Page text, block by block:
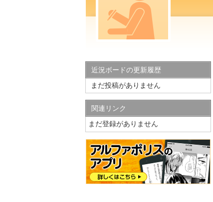
近況ボードの更新履歴
まだ投稿がありません
関連リンク
まだ登録がありません